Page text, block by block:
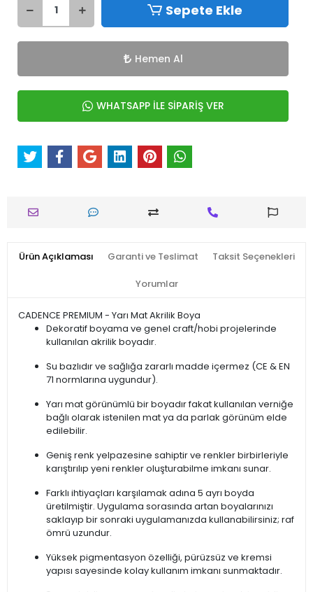
Sepete Ekle
Hemen Al
WHATSAPP İLE SİPARİŞ VER
Ürün Açıklaması Garanti ve Teslimat Taksit Seçenekleri
Yorumlar
CADENCE PREMIUM - Yarı Mat Akrilik Boya
Dekoratif boyama ve genel craft/hobi projelerinde
kullanılan akrilik boyadır.
Su bazlıdır ve sağlığa zararlı madde içermez (CE & EN
71 normlarına uygundur).
Yarı mat görünümlü bir boyadır fakat kullanılan verniğe
bağlı olarak istenilen mat ya da parlak görünüm elde
edilebilir.
Geniş renk yelpazesine sahiptir ve renkler birbirleriyle
karıştırılıp yeni renkler oluşturabilme imkanı sunar.
Farklı ihtiyaçları karşılamak adına 5 ayrı boyda
üretilmiştir. Uygulama sorasında artan boyalarınızı
saklayıp bir sonraki uygulamanızda kullanabilirsiniz; raf
ömrü uzundur.
Yüksek pigmentasyon özelliği, pürüzsüz ve kremsi
yapısı sayesinde kolay kullanım imkanı sunmaktadır.